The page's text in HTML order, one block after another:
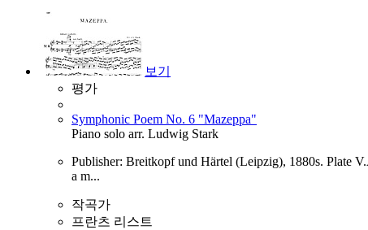
보기
평가
Symphonic Poem No. 6 "Mazeppa"
Piano solo arr. Ludwig Stark
Publisher: Breitkopf und Härtel (Leipzig), 1880s. Plate
a m...
작곡가
프란츠 리스트